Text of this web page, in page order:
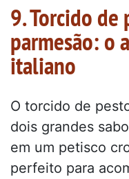
9. Torcido
parmesão: o
italiano
O torcido de
dois grandes
em um petisco
perfeito para